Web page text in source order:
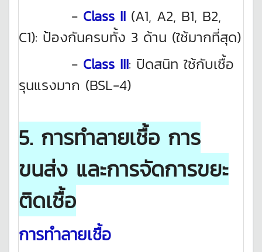
- Class II (A1, A2, B1, B2,
C1): ป้องกันครบทั้ง 3 ด้าน (ใช้มากที่สุด)
- Class III: ปิดสนิท ใช้กับเชื้อ
รุนแรงมาก (BSL-4)
5. การทำลายเชื้อ การ
ขนส่ง และการจัดการขยะ
ติดเชื้อ
การทำลายเชื้อ